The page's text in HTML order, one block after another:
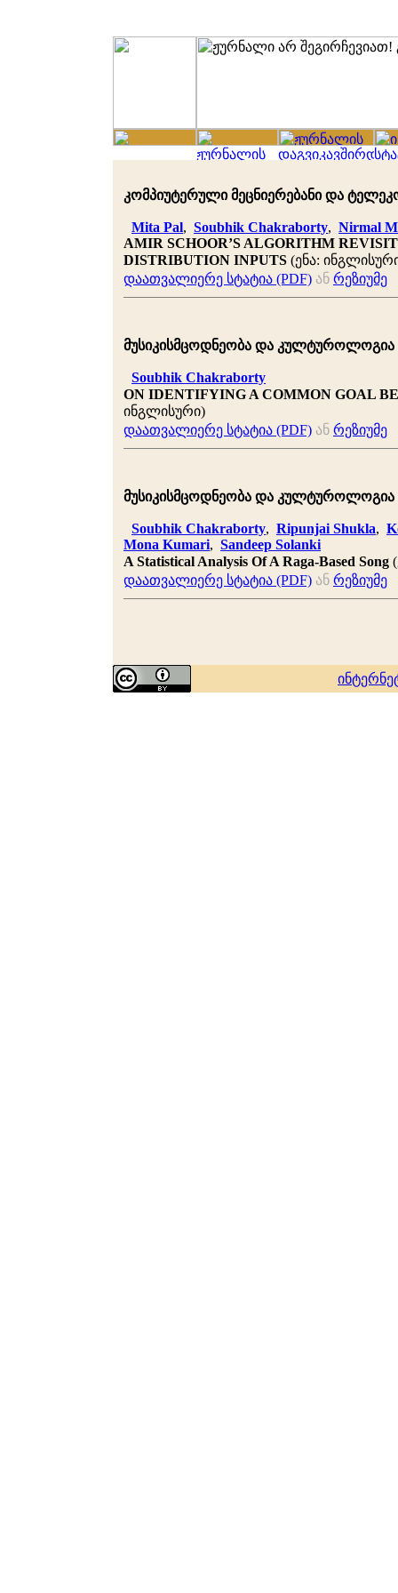
კომპიუტერული მეცნიერებანი და
Mita Pal, Soubhik Chakraborty, Nirmal
AMIR SCHOOR’S ALGORITHM
DISTRIBUTION INPUTS (ენა:
დაათვალიერე სტატია (PDF) ან რეზიუმე
მუსიკისმცოდნეობა და კულტუროლოგია
Soubhik Chakraborty
ON IDENTIFYING A COMMON GOAL
ინგლისური)
დაათვალიერე სტატია (PDF) ან რეზიუმე
მუსიკისმცოდნეობა და კულტუროლოგია
Soubhik Chakraborty, Ripunjai Shukla,
Mona Kumari, Sandeep Solanki
A Statistical Analysis Of A Raga-Based Song
დაათვალიერე სტატია (PDF) ან რეზიუმე